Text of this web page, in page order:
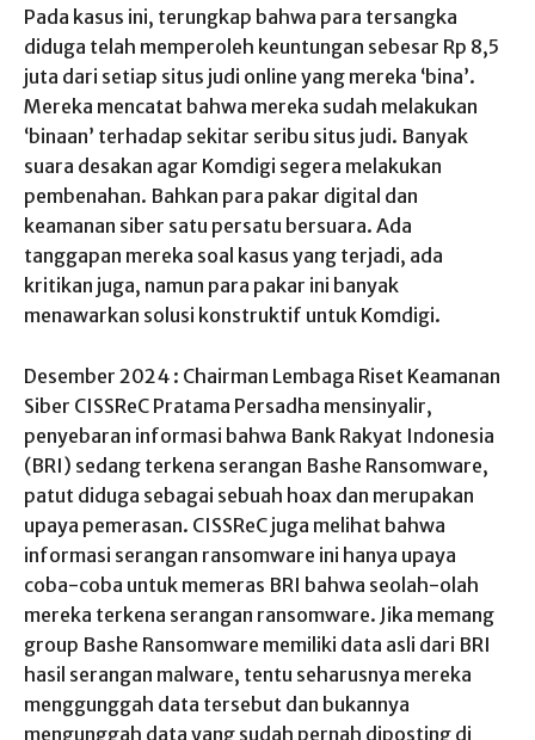
Pada kasus ini, terungkap bahwa para tersangka
diduga telah memperoleh keuntungan sebesar Rp 8,5
juta dari setiap situs judi online yang mereka ‘bina’.
Mereka mencatat bahwa mereka sudah melakukan
‘binaan’ terhadap sekitar seribu situs judi. Banyak
suara desakan agar Komdigi segera melakukan
pembenahan. Bahkan para pakar digital dan
keamanan siber satu persatu bersuara. Ada
tanggapan mereka soal kasus yang terjadi, ada
kritikan juga, namun para pakar ini banyak
menawarkan solusi konstruktif untuk Komdigi.
Desember 2024 : Chairman Lembaga Riset Keamanan
Siber CISSReC Pratama Persadha mensinyalir,
penyebaran informasi bahwa Bank Rakyat Indonesia
(BRI) sedang terkena serangan Bashe Ransomware,
patut diduga sebagai sebuah hoax dan merupakan
upaya pemerasan. CISSReC juga melihat bahwa
informasi serangan ransomware ini hanya upaya
coba-coba untuk memeras BRI bahwa seolah-olah
mereka terkena serangan ransomware. Jika memang
group Bashe Ransomware memiliki data asli dari BRI
hasil serangan malware, tentu seharusnya mereka
menggunggah data tersebut dan bukannya
mengunggah data yang sudah pernah diposting di